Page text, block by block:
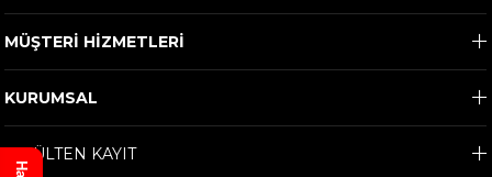
MÜŞTERİ HİZMETLERİ
KURUMSAL
E-BÜLTEN KAYIT